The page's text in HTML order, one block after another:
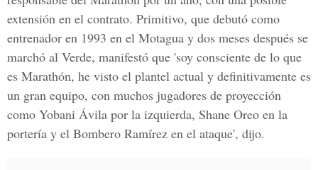
extensión en el contrato. Primitivo, que debutó como
entrenador en 1993 en el Motagua y dos meses después se
marchó al Verde, manifestó que 'soy consciente de lo que
es Marathón, he visto el plantel actual y definitivamente es
un gran equipo, con muchos jugadores de proyección
como Yobani Ávila por la izquierda, Shane Oreo en la
portería y el Bombero Ramírez en el ataque', dijo.